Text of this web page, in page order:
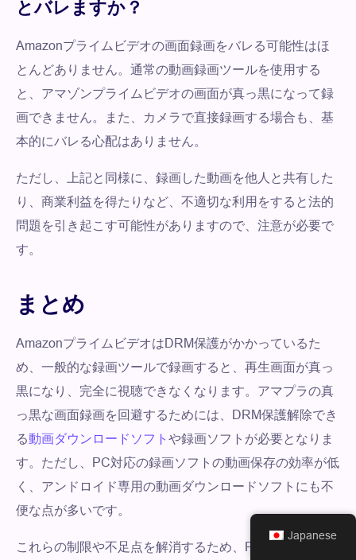
とバレますか？
Amazonプライムビデオの画面録画をバレる可能性はほ
とんどありません。通常の動画録画ツールを使用する
と、アマゾンプライムビデオの画面が真っ黒になって録
画できません。また、カメラで直接録画する場合も、基
本的にバレる心配はありません。
ただし、上記と同様に、録画した動画を他人と共有した
り、商業利益を得たりなど、不適切な利用をすると法的
問題を引き起こす可能性がありますので、注意が必要で
す。
まとめ
AmazonプライムビデオはDRM保護がかかっているた
め、一般的な録画ツールで録画すると、再生画面が真っ
黒になり、完全に視聴できなくなります。アマプラの真
っ黒な画面録画を回避するためには、DRM保護解除でき
る動画ダウンロードソフト や録画ソフトが必要となりま
す。ただし、PC対応の録画ソフトの動画保存の効率が低
く、アンドロイド専用の動画ダウンロードソフトにも不
便な点が多いです。
これらの制限や不足点を解消するため、PC用の
Japanese